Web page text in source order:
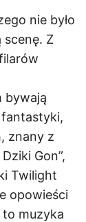
nie było
Z
bywają
fantastyki,
znany z
Gon”,
Twilight
opowieści
muzyka